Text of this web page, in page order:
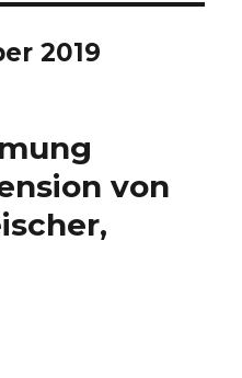
2019
von